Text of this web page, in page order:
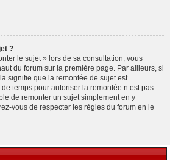
?
le sujet » lors de sa consultation, vous
du forum sur la première page. Par ailleurs, si
signifie que la remontée de sujet est
temps pour autoriser la remontée n’est pas
de remonter un sujet simplement en y
vous de respecter les règles du forum en le